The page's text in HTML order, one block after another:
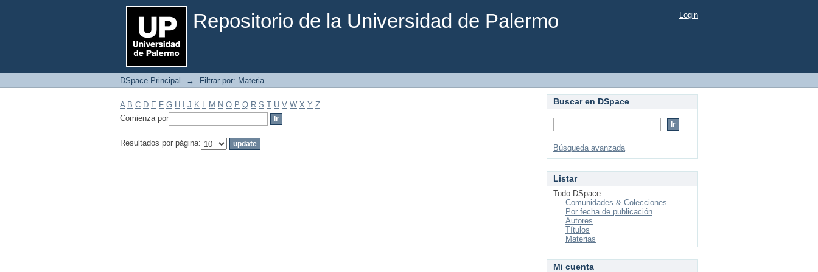
Repositorio de la Universidad de Palermo
Filtrar por: Materia Login
DSpace Principal → Filtrar por: Materia
A B C D E F G H J K L M N O P Q R S T U V W X Y Z
Comienza por
Resultados por página:
Buscar en DSpace
Búsqueda avanzada
Listar
Todo DSpace
Comunidades & Colecciones
Por fecha de publicación
Autores
Títulos
Materias
Mi cuenta